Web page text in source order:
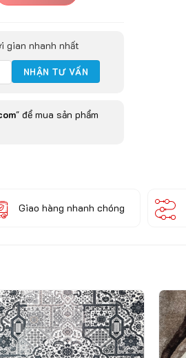
gian nhanh nhất
" để mua sản phẩm
Giao hàng nhanh chóng